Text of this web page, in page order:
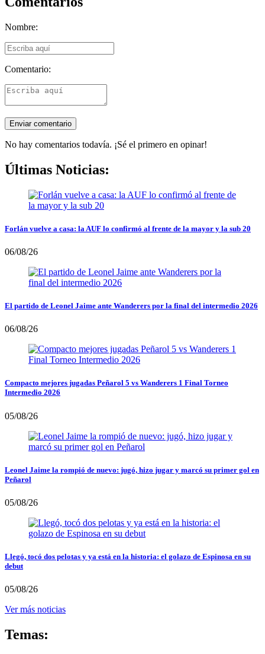
Nombre:
Comentario:
No hay comentarios todavía. ¡Sé el primero en opinar!
Últimas Noticias:
Forlán vuelve a casa: la AUF lo confirmó al frente de la mayor y la sub 20
06/08/26
El partido de Leonel Jaime ante Wanderers por la final del intermedio 2026
06/08/26
Compacto mejores jugadas Peñarol 5 vs Wanderers 1 Final Torneo
Intermedio 2026
05/08/26
Leonel Jaime la rompió de nuevo: jugó, hizo jugar y marcó su primer gol en
Peñarol
05/08/26
Llegó, tocó dos pelotas y ya está en la historia: el golazo de Espinosa en su
debut
05/08/26
Ver más noticias
Temas: